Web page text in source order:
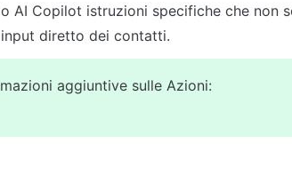
AI Copilot istruzioni specifiche che non
aggiuntive sulle Azioni: